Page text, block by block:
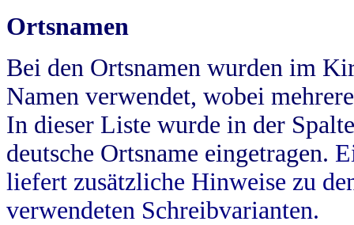
Ortsnamen
Bei den Ortsnamen wurden im
Namen verwendet, wobei
In dieser Liste wurde in der
deutsche Ortsname eingetragen.
liefert zusätzliche Hinweise zu
verwendeten Schreibvarianten.